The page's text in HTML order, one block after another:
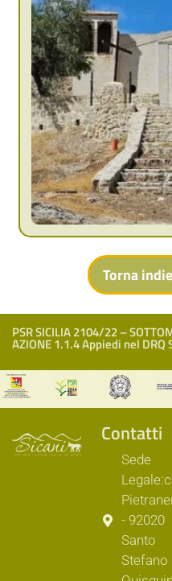
PSR SICILIA 2104/22 –
AZIONE 1.1.4 Appiedi nel
Contatti
Sede
- 92020
Santo
Stefano